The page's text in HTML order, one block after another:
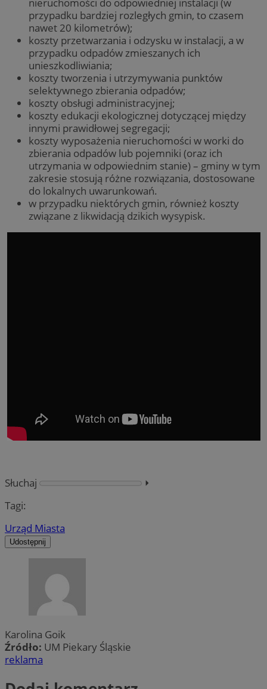
nieruchomości do odpowiedniej instalacji (w
przypadku bardziej rozległych gmin, to czasem
nawet 20 kilometrów);
koszty przetwarzania i odzysku w instalacji, a w
przypadku odpadów zmieszanych ich
unieszkodliwiania;
koszty tworzenia i utrzymywania punktów
selektywnego zbierania odpadów;
koszty obsługi administracyjnej;
koszty edukacji ekologicznej dotyczącej między
innymi prawidłowej segregacji;
koszty wyposażenia nieruchomości w worki do
zbierania odpadów lub pojemniki (oraz ich
utrzymania w odpowiednim stanie) – gminy w tym
zakresie stosują różne rozwiązania, dostosowane
do lokalnych uwarunkowań.
w przypadku niektórych gmin, również koszty
związane z likwidacją dzikich wysypisk.
Słuchaj
⏵︎
Tagi:
Urząd Miasta
Udostępnij
Karolina Goik
Źródło: UM Piekary Śląskie
reklama